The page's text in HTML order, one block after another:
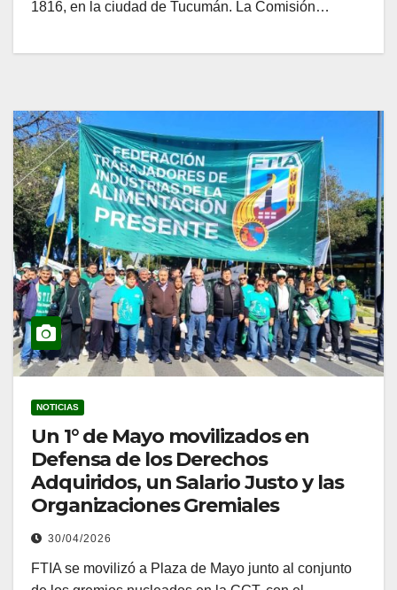
1816, en la ciudad de Tucumán. La Comisión…
NOTICIAS
Un 1° de Mayo movilizados en
Defensa de los Derechos
Adquiridos, un Salario Justo y las
Organizaciones Gremiales
30/04/2026
FTIA se movilizó a Plaza de Mayo junto al conjunto